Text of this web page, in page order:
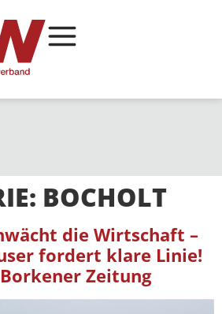
BOCHOLT
die Wirtschaft –
fordert klare Linie!
Zeitung